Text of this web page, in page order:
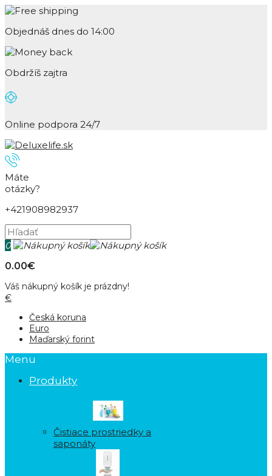
Objednáš dnes do 14:00
Obdržíš zajtra
Online podpora 24/7
Máte
otázky?
+421908982937
0
0.00€
Váš nákupný košík je prázdny!
€
Česká koruna
Euro
Maďarský forint
Menu
Produkty
Čistiace prostriedky a
saponáty